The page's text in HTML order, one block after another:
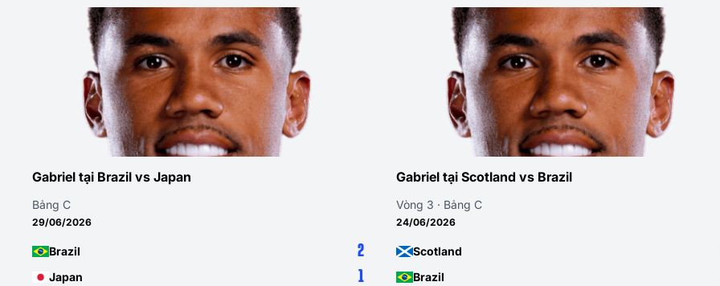
Gabriel tại Scotland vs Brazil
Vòng 3 · Bảng C
24/06/2026
Scotland 0
Brazil 3
Gabriel tại Brazil vs Haiti
Vòng 2 · Bảng C
20/06/2026
Brazil
Haiti